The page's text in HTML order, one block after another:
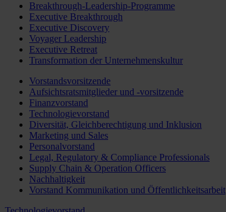
Breakthrough-Leadership-Programme
Executive Breakthrough
Executive Discovery
Voyager Leadership
Executive Retreat
Transformation der Unternehmenskultur
Vorstandsvorsitzende
Aufsichtsratsmitglieder und -vorsitzende
Finanzvorstand
Technologievorstand
Diversität, Gleichberechtigung und Inklusion
Marketing und Sales
Personalvorstand
Legal, Regulatory & Compliance Professionals
Supply Chain & Operation Officers
Nachhaltigkeit
Vorstand Kommunikation und Öffentlichkeitsarbeit